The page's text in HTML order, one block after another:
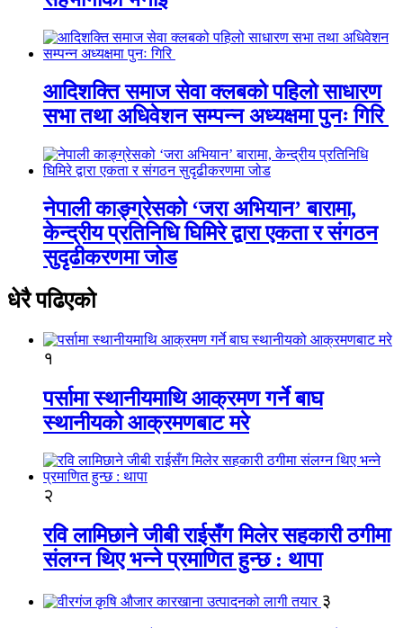
आदिशक्ति समाज सेवा क्लबको पहिलो साधारण
सभा तथा अधिवेशन सम्पन्न अध्यक्षमा पुनः गिरि
नेपाली काङ्ग्रेसको ‘जरा अभियान’ बारामा,
केन्द्रीय प्रतिनिधि घिमिरे द्वारा एकता र संगठन
सुदृढीकरणमा जोड
धेरै पढिएको
१
पर्सामा स्थानीयमाथि आक्रमण गर्ने बाघ
स्थानीयको आक्रमणबाट मरे
२
रवि लामिछाने जीबी राईसँग मिलेर सहकारी ठगीमा
संलग्न थिए भन्ने प्रमाणित हुन्छ : थापा
३